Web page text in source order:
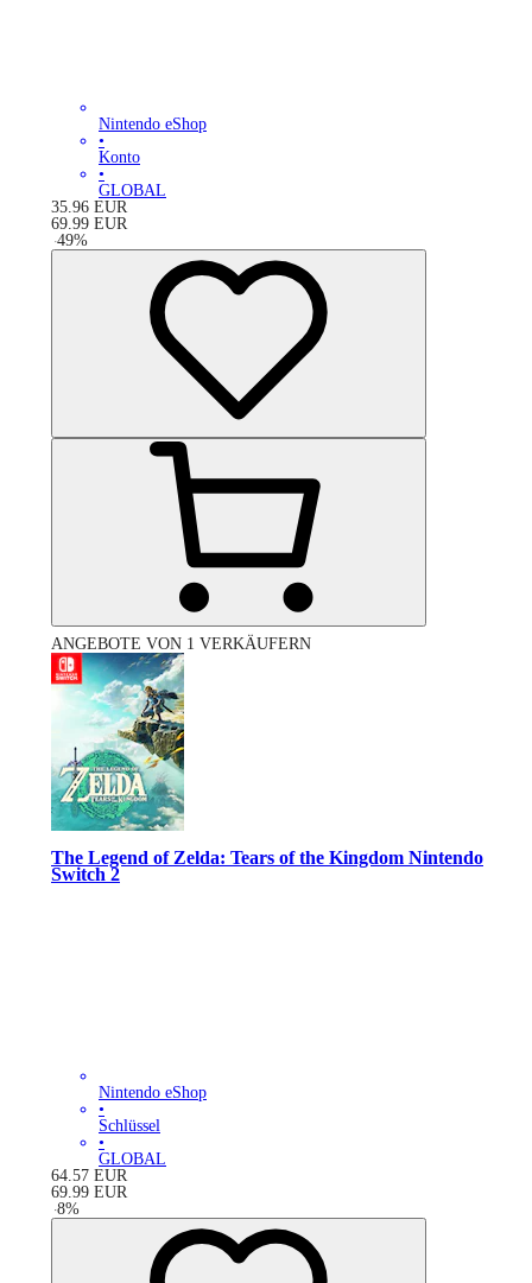
Nintendo eShop
•
Konto
•
GLOBAL
35.96 EUR
69.99 EUR
-49%
ANGEBOTE VON 1 VERKÄUFERN
The Legend of Zelda: Tears of the Kingdom Nintendo
Switch 2
Nintendo eShop
•
Schlüssel
•
GLOBAL
64.57 EUR
69.99 EUR
-8%